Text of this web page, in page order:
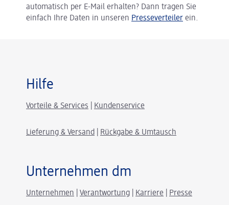
automatisch per E-Mail erhalten? Dann tragen Sie
einfach Ihre Daten in unseren Presseverteiler ein.
Hilfe
Vorteile & Services Kundenservice
Lieferung & Versand Rückgabe & Umtausch
Unternehmen dm
Unternehmen Verantwortung Karriere Presse